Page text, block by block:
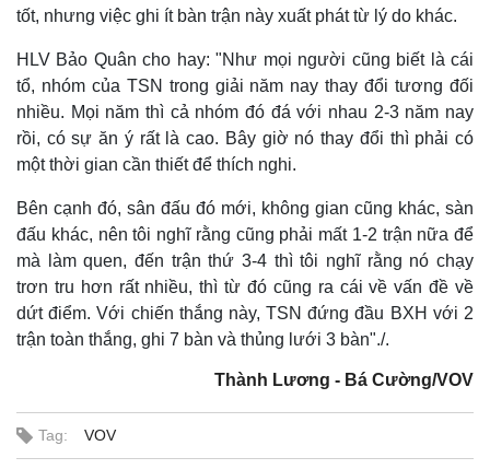
Kinh tế
Thị trường
Giá vàng
tốt, nhưng việc ghi ít bàn trận này xuất phát từ lý do khác.
HLV Bảo Quân cho hay: "Như mọi người cũng biết là cái
tổ, nhóm của TSN trong giải năm nay thay đổi tương đối
nhiều. Mọi năm thì cả nhóm đó đá với nhau 2-3 năm nay
rồi, có sự ăn ý rất là cao. Bây giờ nó thay đổi thì phải có
một thời gian cần thiết để thích nghi.
Bên cạnh đó, sân đấu đó mới, không gian cũng khác, sàn
đấu khác, nên tôi nghĩ rằng cũng phải mất 1-2 trận nữa để
mà làm quen, đến trận thứ 3-4 thì tôi nghĩ rằng nó chạy
trơn tru hơn rất nhiều, thì từ đó cũng ra cái về vấn đề về
dứt điểm. Với chiến thắng này, TSN đứng đầu BXH với 2
trận toàn thắng, ghi 7 bàn và thủng lưới 3 bàn"./.
Thành Lương - Bá Cường/VOV
Tag: VOV